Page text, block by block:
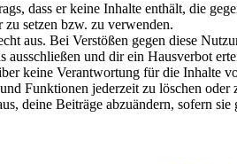
dass er keine Inhalte enthält, die
setzen bzw. zu verwenden.
aus. Bei Verstößen gegen diese
ausschließen und dir ein Hausverbot
keine Verantwortung für die Inhalte
Funktionen jederzeit zu löschen oder
deine Beiträge abzuändern, sofern